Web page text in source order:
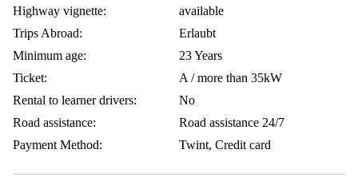
Highway vignette:
available
Trips Abroad:
Erlaubt
Minimum age:
23 Years
Ticket:
A / more than 35kW
Rental to learner drivers:
No
Road assistance:
Road assistance 24/7
Payment Method:
Twint, Credit card